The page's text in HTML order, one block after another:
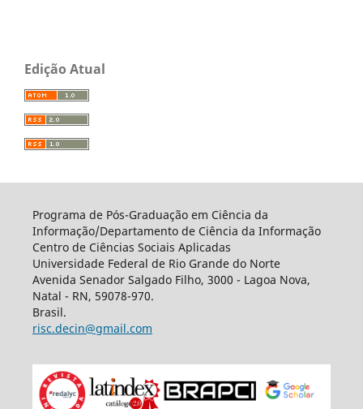
Edição Atual
Programa de Pós-Graduação em Ciência da
Informação/Departamento de Ciência da Informação
Centro de Ciências Sociais Aplicadas
Universidade Federal de Rio Grande do Norte
Avenida Senador Salgado Filho, 3000 - Lagoa Nova,
Natal - RN, 59078-970.
Brasil.
risc.decin@gmail.com